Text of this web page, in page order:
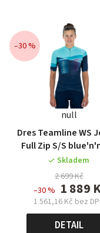
–30 %
null
Dres Teamline WS
Full Zip S/S
Skladem
2 699 Kč
–30 % 1 889
1 561,16 Kč bez
Měrná
cena:
DETAIL